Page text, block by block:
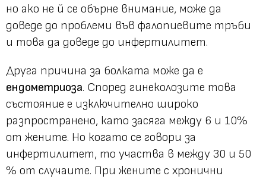
но ако не й се обърне внимание, може да
доведе до проблеми във фалопиевите тръби
и това да доведе до инфертилитет.
Друга причина за болката може да е
ендометриоза. Според гинеколозите това
състояние е изключително широко
разпространено, като засяга между 6 и 10%
от жените. Но когато се говори за
инфертилитет, то участва в между 30 и 50
% от случаите. При жените с хронични